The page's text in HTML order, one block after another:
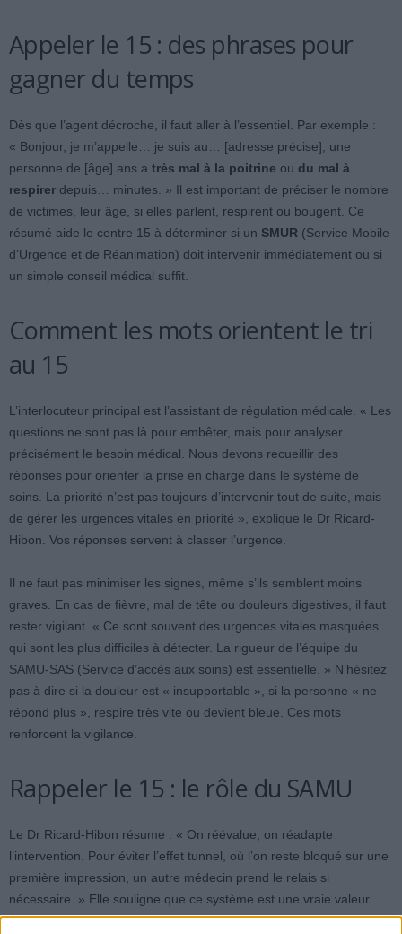
Appeler le 15 : des phrases pour
gagner du temps
Dès que l’agent décroche, il faut aller à l’essentiel. Par exemple :
« Bonjour, je m’appelle… je suis au… [adresse précise], une
personne de [âge] ans a très mal à la poitrine ou du mal à
respirer depuis… minutes. » Il est important de préciser le nombre
de victimes, leur âge, si elles parlent, respirent ou bougent. Ce
résumé aide le centre 15 à déterminer si un SMUR (Service Mobile
d’Urgence et de Réanimation) doit intervenir immédiatement ou si
un simple conseil médical suffit.
Comment les mots orientent le tri
au 15
L’interlocuteur principal est l’assistant de régulation médicale. « Les
questions ne sont pas là pour embêter, mais pour analyser
précisément le besoin médical. Nous devons recueillir des
réponses pour orienter la prise en charge dans le système de
soins. La priorité n’est pas toujours d’intervenir tout de suite, mais
de gérer les urgences vitales en priorité », explique le Dr Ricard-
Hibon. Vos réponses servent à classer l’urgence.
Il ne faut pas minimiser les signes, même s’ils semblent moins
graves. En cas de fièvre, mal de tête ou douleurs digestives, il faut
rester vigilant. « Ce sont souvent des urgences vitales masquées
qui sont les plus difficiles à détecter. La rigueur de l’équipe du
SAMU-SAS (Service d’accès aux soins) est essentielle. » N’hésitez
pas à dire si la douleur est « insupportable », si la personne « ne
répond plus », respire très vite ou devient bleue. Ces mots
renforcent la vigilance.
Rappeler le 15 : le rôle du SAMU
Le Dr Ricard-Hibon résume : « On réévalue, on réadapte
l’intervention. Pour éviter l’effet tunnel, où l’on reste bloqué sur une
première impression, un autre médecin prend le relais si
nécessaire. » Elle souligne que ce système est une vraie valeur
ajoutée, efficace et structuré, et qu’il est plutôt rare à l’échelle